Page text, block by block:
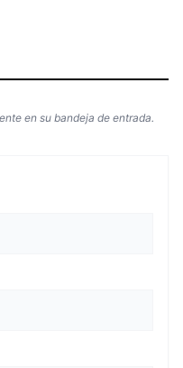
en su bandeja de entrada.